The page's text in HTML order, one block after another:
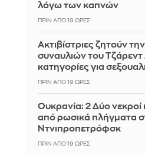
λόγω των καπνών
ΠΡΙΝ ΑΠΌ 19 ΏΡΕΣ
Ακτιβίστριες ζητούν
συναυλιών του Τζάρεντ
κατηγορίες για
ΠΡΙΝ ΑΠΌ 19 ΏΡΕΣ
Ουκρανία: 2 Δύο νεκροί
από ρωσικά πλήγματα
Ντνιπροπετρόφσκ
ΠΡΙΝ ΑΠΌ 19 ΏΡΕΣ